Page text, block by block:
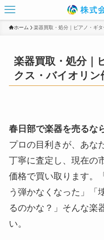
ホーム 楽器買取・処分｜ピアノ・ギ
楽器買取・処分｜
クス・バイオリン
春日部で楽器を売るな
プロの目利きが、あな
丁寧に査定し、現在の
価格で買い取ります。
う弾かなくなった」「
るのかな？」そんな楽
い。